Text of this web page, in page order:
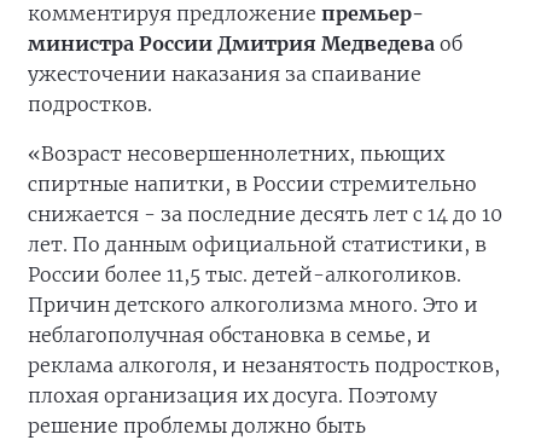
комментируя предложение премьер-
министра России Дмитрия Медведева об
ужесточении наказания за спаивание
подростков.
«Возраст несовершеннолетних, пьющих
спиртные напитки, в России стремительно
снижается - за последние десять лет с 14 до 10
лет. По данным официальной статистики, в
России более 11,5 тыс. детей-алкоголиков.
Причин детского алкоголизма много. Это и
неблагополучная обстановка в семье, и
реклама алкоголя, и незанятость подростков,
плохая организация их досуга. Поэтому
решение проблемы должно быть